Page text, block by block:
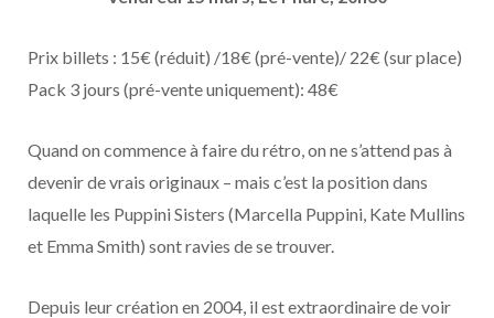
Prix billets : 15€ (réduit) /18€ (pré-vente)/ 22€ (sur place)
Pack 3 jours (pré-vente uniquement): 48€
Quand on commence à faire du rétro, on ne s’attend pas à
devenir de vrais originaux – mais c’est la position dans
laquelle les Puppini Sisters (Marcella Puppini, Kate Mullins
et Emma Smith) sont ravies de se trouver.
Depuis leur création en 2004, il est extraordinaire de voir